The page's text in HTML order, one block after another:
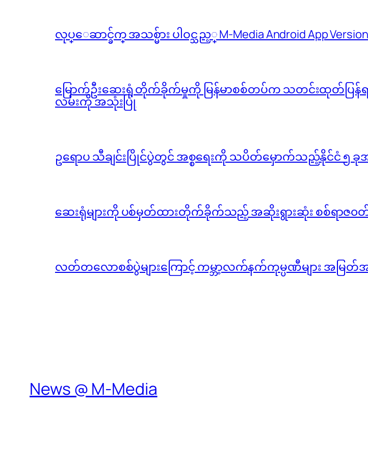
လုပ္ေဆာင္ခ်က္ အသစ္မ်ား ပါဝင္သည့္ M-Media Android App
မြောက်ဦးဆေးရုံ တိုက်ခိုက်မှုကို မြန်မာစစ်တပ်က သတင်းထုတ်ပြန်ရာ
လမ်းကို အသုံးပြု
ဥရောပ သီချင်းပြိုင်ပွဲတွင် အစ္စရေးကို သပိတ်မှောက်သည့်နိုင်ငံ ၅
ဆေးရုံများကို ပစ်မှတ်ထားတိုက်ခိုက်သည့် အဆိုးရွားဆုံး စစ်ရာဇ၀တ်
လတ်တလောစစ်ပွဲများကြောင့် ကမ္ဘာ့လက်နက်ကုမ္ပဏီများ အမြတ်အစွ
News @ M-Media